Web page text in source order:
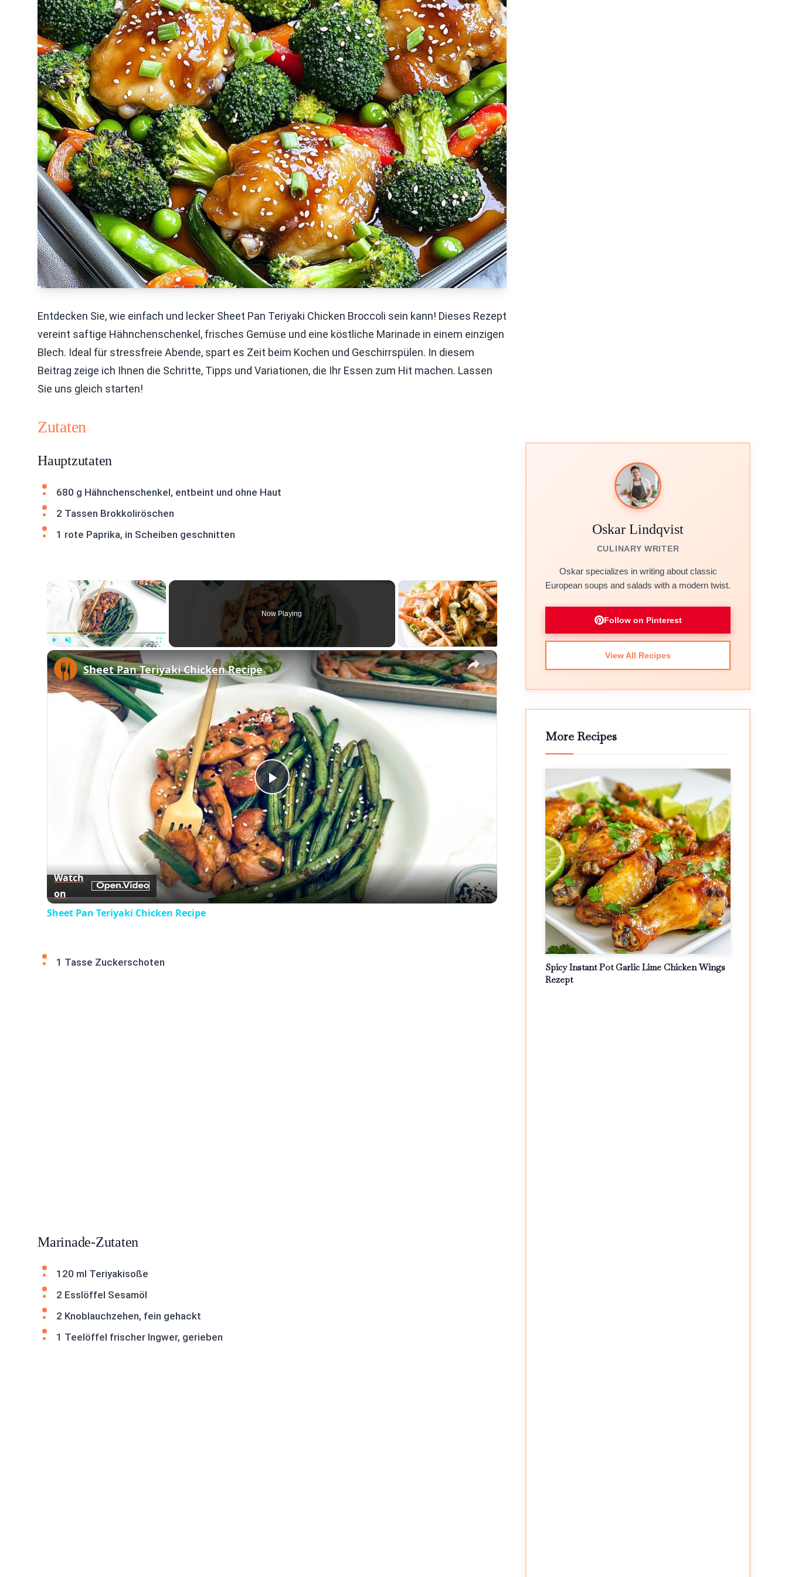
Entdecken Sie, wie einfach und lecker Sheet Pan Teriyaki Chicken Broccoli sein kann! Dieses Rezept
vereint saftige Hähnchenschenkel, frisches Gemüse und eine köstliche Marinade in einem einzigen
Blech. Ideal für stressfreie Abende, spart es Zeit beim Kochen und Geschirrspülen. In diesem
Beitrag zeige ich Ihnen die Schritte, Tipps und Variationen, die Ihr Essen zum Hit machen. Lassen
Sie uns gleich starten!
Zutaten
Hauptzutaten
680 g Hähnchenschenkel, entbeint und ohne Haut
2 Tassen Brokkoliröschen
1 rote Paprika, in Scheiben geschnitten
×
Play Unmute
Now Playing
×
Play
Video
Sheet Pan Teriyaki Chicken Recipe
Watch
on
Sheet Pan Teriyaki Chicken Recipe
1 Tasse Zuckerschoten
Marinade-Zutaten
120 ml Teriyakisoße
2 Esslöffel Sesamöl
2 Knoblauchzehen, fein gehackt
1 Teelöffel frischer Ingwer, gerieben
Oskar Lindqvist
CULINARY WRITER
Oskar specializes in writing about classic
European soups and salads with a modern twist.
Follow on Pinterest
View All Recipes
More Recipes
Spicy Instant Pot Garlic Lime Chicken Wings
Rezept